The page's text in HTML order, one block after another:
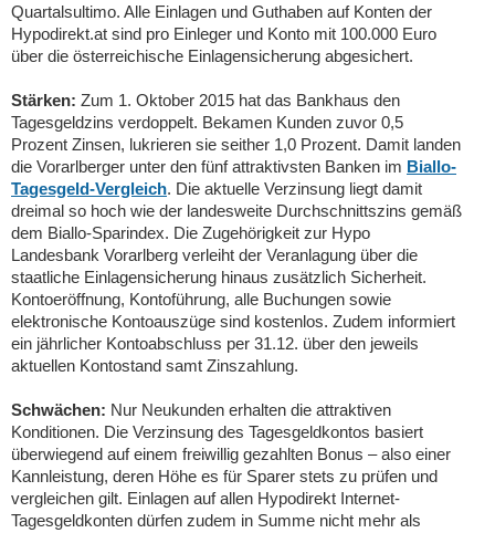
Quartalsultimo. Alle Einlagen und Guthaben auf Konten der
Hypodirekt.at sind pro Einleger und Konto mit 100.000 Euro
über die österreichische Einlagensicherung abgesichert.
Stärken: Zum 1. Oktober 2015 hat das Bankhaus den
Tagesgeldzins verdoppelt. Bekamen Kunden zuvor 0,5
Prozent Zinsen, lukrieren sie seither 1,0 Prozent. Damit landen
die Vorarlberger unter den fünf attraktivsten Banken im Biallo-
Tagesgeld-Vergleich. Die aktuelle Verzinsung liegt damit
dreimal so hoch wie der landesweite Durchschnittszins gemäß
dem Biallo-Sparindex. Die Zugehörigkeit zur Hypo
Landesbank Vorarlberg verleiht der Veranlagung über die
staatliche Einlagensicherung hinaus zusätzlich Sicherheit.
Kontoeröffnung, Kontoführung, alle Buchungen sowie
elektronische Kontoauszüge sind kostenlos. Zudem informiert
ein jährlicher Kontoabschluss per 31.12. über den jeweils
aktuellen Kontostand samt Zinszahlung.
Schwächen: Nur Neukunden erhalten die attraktiven
Konditionen. Die Verzinsung des Tagesgeldkontos basiert
überwiegend auf einem freiwillig gezahlten Bonus – also einer
Kannleistung, deren Höhe es für Sparer stets zu prüfen und
vergleichen gilt. Einlagen auf allen Hypodirekt Internet-
Tagesgeldkonten dürfen zudem in Summe nicht mehr als